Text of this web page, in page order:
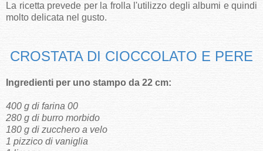
La ricetta prevede per la frolla l'utilizzo degli albumi e quindi
molto delicata nel gusto.
CROSTATA DI CIOCCOLATO E PERE
Ingredienti per uno stampo da 22 cm:
400 g di farina 00
280 g di burro morbido
180 g di zucchero a velo
1 pizzico di vaniglia